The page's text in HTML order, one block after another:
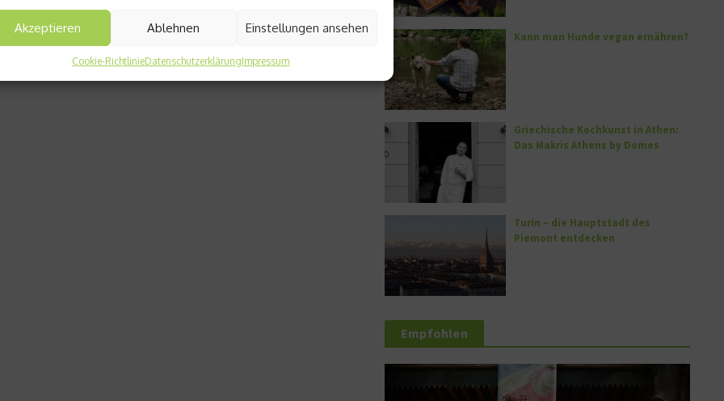
Akzeptieren Ablehnen Einstellungen ansehen
Cookie-RichtlinieDatenschutzerklärungImpressum
Kann man Hunde vegan ernähren?
Griechische Kochkunst in Athen:
Das Makris Athens by Domes
Turin – die Hauptstadt des
Piemont entdecken
Empfohlen